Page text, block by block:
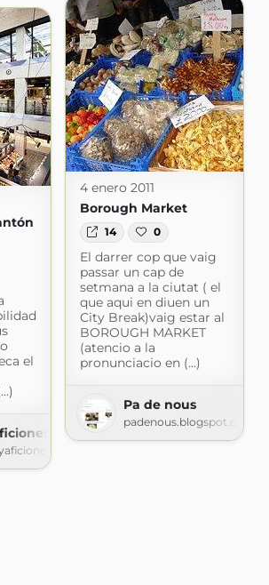
4 enero 2011
Borough Market
14 0
El darrer cop que vaig
passar un cap de
setmana a la ciutat ( el
que aqui en diuen un
City Break)vaig estar al
BOROUGH MARKET
(atencio a la
pronunciacio en (...)
Pa de nous
padenous.blogspot.com
el